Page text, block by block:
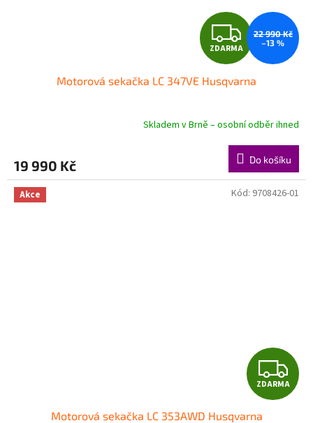
Z
D
A
R
M
A
ZDARMA
22 990 Kč
–13 %
Motorová sekačka LC 347VE Husqvarna
Skladem v Brně – osobní odběr ihned
19 990 Kč Do košíku
Akce
Z
D
ZDARMA
Motorová sekačka LC 353AWD Husqvarna
Kód: 9708426-01